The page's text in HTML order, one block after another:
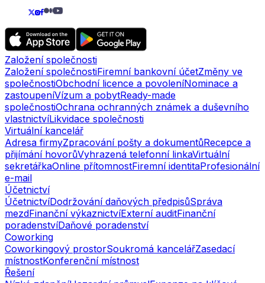
Založení společnosti
Založení společnostiFiremní bankovní účetZměny ve
společnostiObchodní licence a povoleníNominace a
zastoupeníVízum a pobytReady-made
společnostiOchrana ochranných známek a duševního
vlastnictvíLikvidace společnosti
Virtuální kancelář
Adresa firmyZpracování pošty a dokumentůRecepce a
přijímání hovorůVyhrazená telefonní linkaVirtuální
sekretářkaOnline přítomnostFiremní identitaProfesionální
e-mail
Účetnictví
ÚčetnictvíDodržování daňových předpisůSpráva
mezdFinanční výkaznictvíExterní auditFinanční
poradenstvíDaňové poradenství
Coworking
Coworkingový prostorSoukromá kancelářZasedací
místnostKonferenční místnost
Řešení